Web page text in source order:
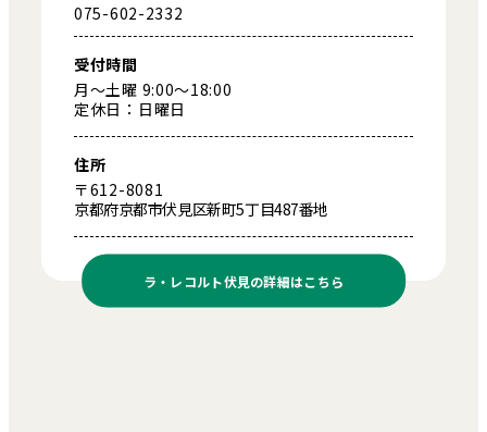
075-602-2332
受付時間
月～土曜 9:00～18:00
定休日：日曜日
住所
〒612-8081
京都府京都市伏見区新町5丁目487番地
ラ・レコルト伏見の詳細はこちら